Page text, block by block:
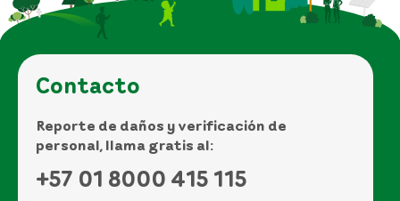
Contacto
Reporte de daños y verificación de
personal, llama gratis al:
+57 01 8000 415 115